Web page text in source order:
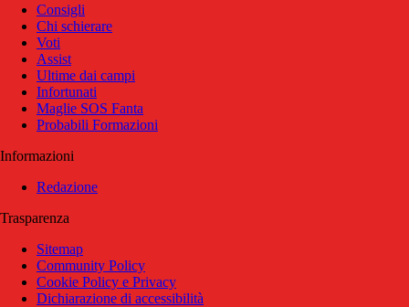
Consigli
Chi schierare
Voti
Assist
Ultime dai campi
Infortunati
Maglie SOS Fanta
Probabili Formazioni
Informazioni
Redazione
Trasparenza
Sitemap
Community Policy
Cookie Policy e Privacy
Dichiarazione di accessibilità